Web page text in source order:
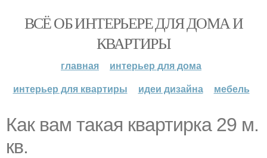
ВСЁ ОБ ИНТЕРЬЕРЕ ДЛЯ ДОМА И
КВАРТИРЫ
главная
интерьер для дома
интерьер для квартиры
идеи дизайна мебель
Как вам такая квартирка 29 м.
кв.